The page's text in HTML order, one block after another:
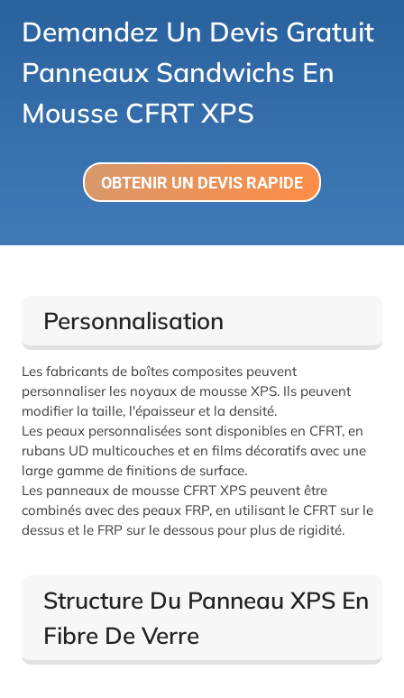
Demandez Un Devis Gratuit
Panneaux Sandwichs En
Mousse CFRT XPS
OBTENIR UN DEVIS RAPIDE
Personnalisation
Les fabricants de boîtes composites peuvent
personnaliser les noyaux de mousse XPS. Ils peuvent
modifier la taille, l'épaisseur et la densité.
Les peaux personnalisées sont disponibles en CFRT, en
rubans UD multicouches et en films décoratifs avec une
large gamme de finitions de surface.
Les panneaux de mousse CFRT XPS peuvent être
combinés avec des peaux FRP, en utilisant le CFRT sur le
dessus et le FRP sur le dessous pour plus de rigidité.
Structure Du Panneau XPS En
Fibre De Verre